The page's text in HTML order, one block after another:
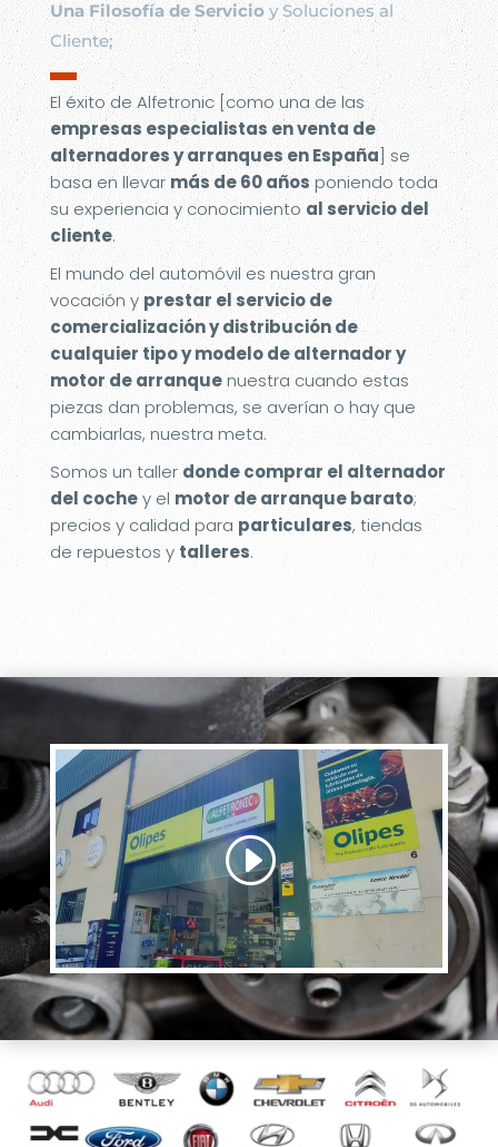
Una Filosofía de Servicioy Soluciones al
Cliente;
▬
El éxito de Alfetronic [como una de las
empresas especialistas en venta de
alternadores y arranques en España] se
basa en llevarmás de 60 años poniendo toda
su experiencia y conocimiento al servicio del
cliente.
El mundo del automóvil es nuestra gran
vocación y prestar el servicio de
comercialización y distribución de
cualquier tipo y modelo de alternador y
motor de arranquenuestra cuando estas
piezas dan problemas, se averían o hay que
cambiarlas, nuestra meta.
Somos un tallerdonde comprar el alternador
del cochey el motor de arranque barato;
precios y calidad para particulares, tiendas
de repuestos y talleres.